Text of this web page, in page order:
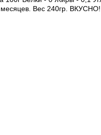
месяцев. Вес 240гр. ВКУСНО!